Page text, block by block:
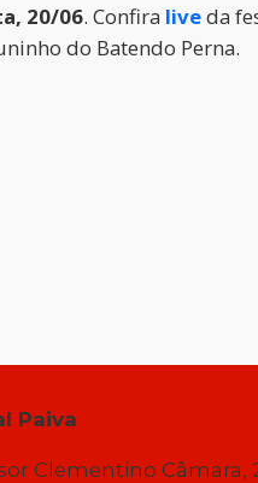
20/06. Confira liveda
do Batendo Perna.
Paiva
Clementino Câmara,